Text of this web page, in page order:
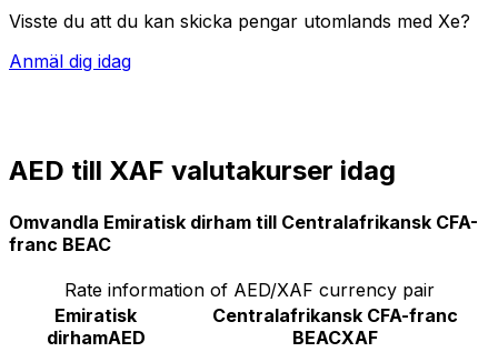
Visste du att du kan skicka pengar utomlands med Xe?
Anmäl dig idag
AED till XAF valutakurser idag
Omvandla Emiratisk dirham till Centralafrikansk CFA-
franc BEAC
Rate information of AED/XAF currency pair
Emiratisk
dirhamAED
Centralafrikansk CFA-franc
BEACXAF